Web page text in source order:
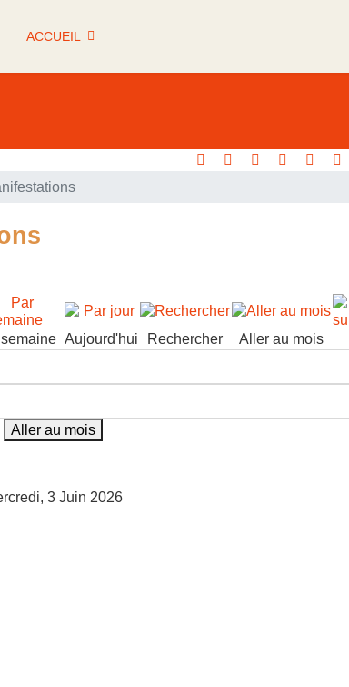
ACCUEIL
Aujourd'hui Rechercher Aller au mois
Aller au mois
Mercredi, 3 Juin 2026